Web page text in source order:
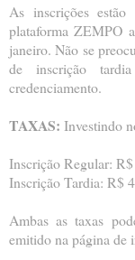
As inscrições estão
plataforma ZEMPO
janeiro. Não se
de inscrição
credenciamento.
TAXAS: Investindo
Inscrição Regular:
Inscrição Tardia: R$
Ambas as taxas
emitido na página de